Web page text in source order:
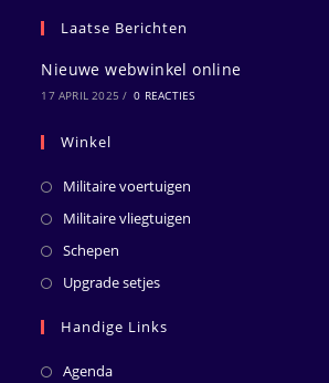
Laatse Berichten
Nieuwe webwinkel online
17 APRIL 2025 / 0 REACTIES
Winkel
Militaire voertuigen
Militaire vliegtuigen
Schepen
Upgrade setjes
Handige Links
Agenda